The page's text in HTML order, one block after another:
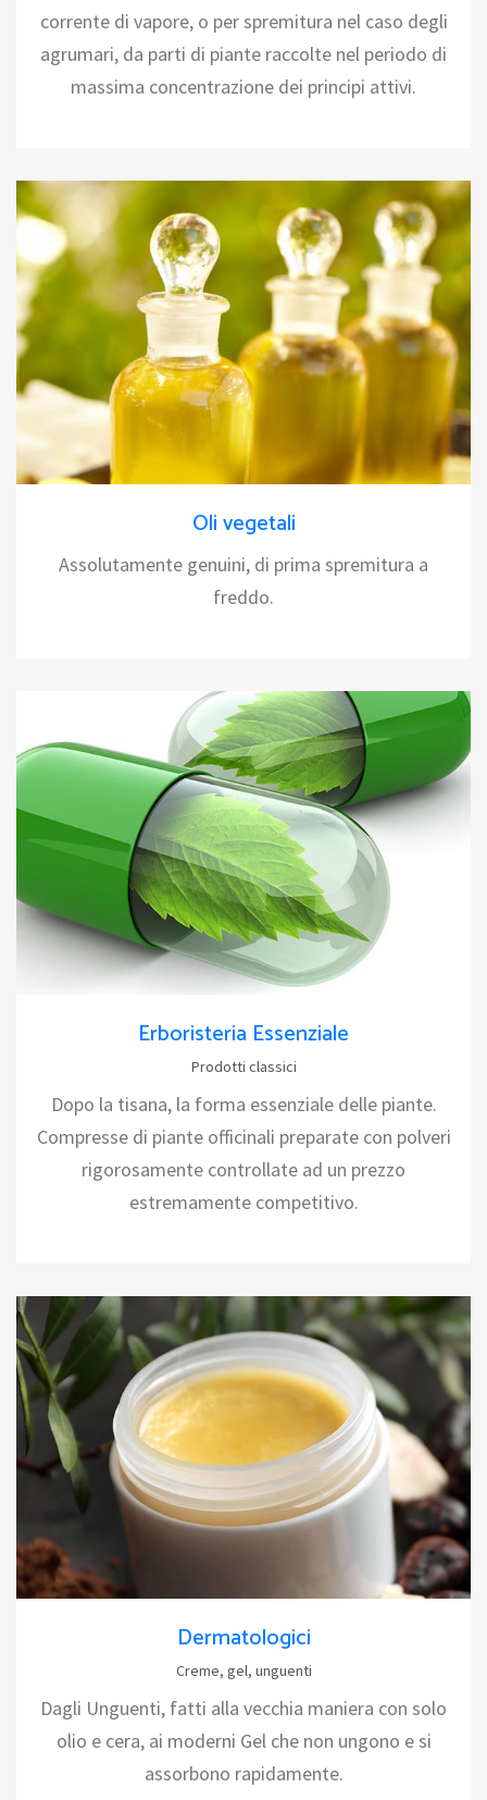
corrente di vapore, o per spremitura nel caso degli
agrumari, da parti di piante raccolte nel periodo di
massima concentrazione dei principi attivi.
Oli vegetali
Assolutamente genuini, di prima spremitura a
freddo.
Erboristeria Essenziale
Prodotti classici
Dopo la tisana, la forma essenziale delle piante.
Compresse di piante officinali preparate con polveri
rigorosamente controllate ad un prezzo
estremamente competitivo.
Dermatologici
Creme, gel, unguenti
Dagli Unguenti, fatti alla vecchia maniera con solo
olio e cera, ai moderni Gel che non ungono e si
assorbono rapidamente.